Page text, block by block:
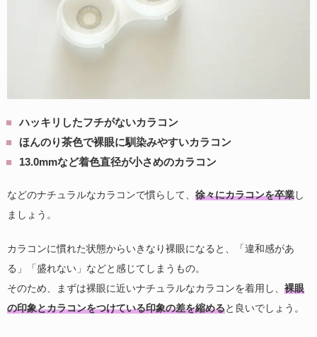
ハッキリしたフチがないカラコン
ほんのり茶色で裸眼に馴染みやすいカラコン
13.0mmなど着色直径が小さめのカラコン
などのナチュラルなカラコンで慣らして、 徐々にカラコンを卒業し
ましょう。
カラコンに慣れた状態からいきなり裸眼になると、「違和感があ
る」「盛れない」などと感じてしまうもの。
そのため、まずは裸眼に近いナチュラルなカラコンを着用し、 裸眼
の印象とカラコンをつけている印象の差を縮めると良いでしょう。